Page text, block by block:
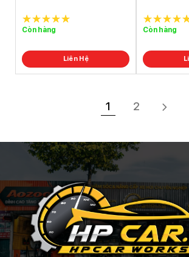
5.0out of
Còn hàng
Liên Hệ
5.0out of
Còn hàng
1 2